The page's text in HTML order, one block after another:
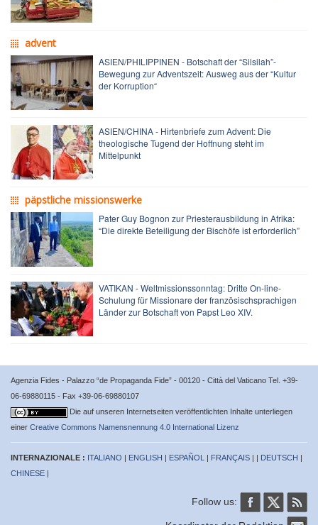
advent
ASIEN/PHILIPPINEN - Botschaft der “Silsilah”-
Bewegung zur Adventszeit: Ausweg aus der “Kultur
der Korruption“
ASIEN/CHINA - Hirtenbriefe zum Advent: Die
theologische Tugend der Hoffnung steht im
Mittelpunkt
päpstliche missionswerke
Pater Guy Bognon zur Priesterausbildung in Afrika:
“Die direkte Beteiligung der Bischöfe ist erforderlich”
VATIKAN - Weltmissionssonntag: Dritte On-line-
Schulung für Missionare der französischsprachigen
Länder zur Botschaft von Papst Leo XIV.
Agenzia Fides - Palazzo “de Propaganda Fide” - 00120 - Città del Vaticano Tel. +39-
06-69880115 - Fax +39-06-69880107
Die auf unseren Internetseiten veröffentlichten Inhalte unterliegen
einer Creative Commons Namensnennung 4.0 International Lizenz
INTERNAZIONALE : ITALIANO | ENGLISH | ESPAÑOL | FRANÇAIS | | DEUTSCH |
CHINESE |
Follow us: